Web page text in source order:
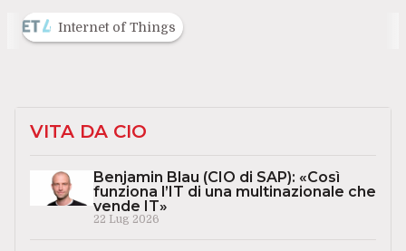
Internet of Things
VITA DA CIO
Benjamin Blau (CIO di SAP): «Così
funziona l’IT di una multinazionale che
vende IT»
22 Lug 2026